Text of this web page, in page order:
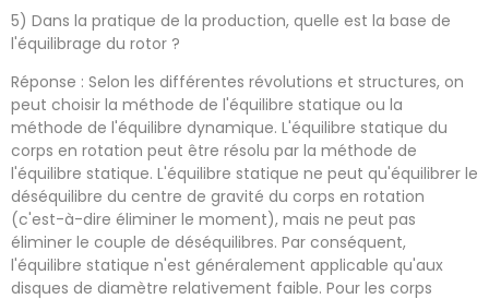
5) Dans la pratique de la production, quelle est la base de
l'équilibrage du rotor ?
Réponse : Selon les différentes révolutions et structures, on
peut choisir la méthode de l'équilibre statique ou la
méthode de l'équilibre dynamique. L'équilibre statique du
corps en rotation peut être résolu par la méthode de
l'équilibre statique. L'équilibre statique ne peut qu'équilibrer le
déséquilibre du centre de gravité du corps en rotation
(c'est-à-dire éliminer le moment), mais ne peut pas
éliminer le couple de déséquilibres. Par conséquent,
l'équilibre statique n'est généralement applicable qu'aux
disques de diamètre relativement faible. Pour les corps